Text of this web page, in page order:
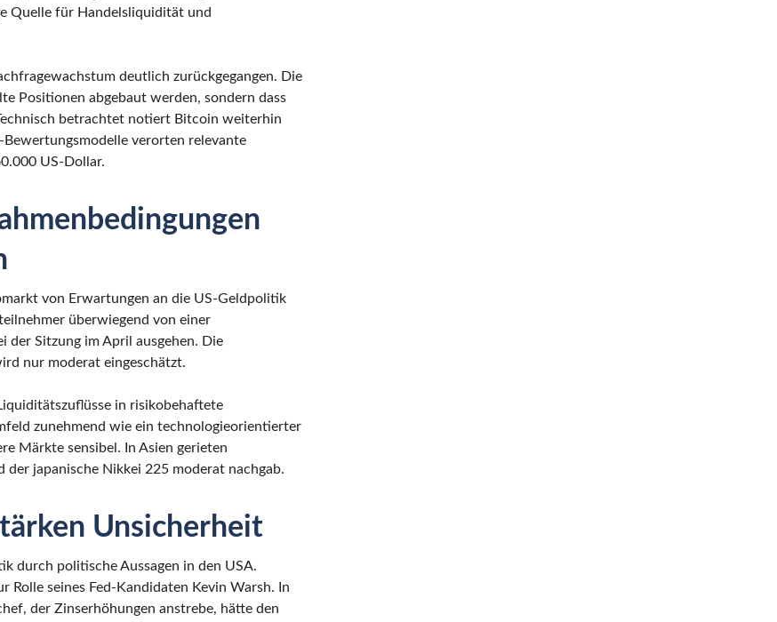
Quelle für Handelsliquidität und
deutlich zurückgegangen. Die
Positionen abgebaut werden, sondern dass
betrachtet notiert Bitcoin weiterhin
verorten relevante
US-Dollar.
von Erwartungen an die US-Geldpolitik
überwiegend von einer
Sitzung im April ausgehen. Die
nur moderat eingeschätzt.
in risikobehaftete
zunehmend wie ein technologieorientierter
Märkte sensibel. In Asien gerieten
japanische Nikkei 225 moderat nachgab.
Unsicherheit
durch politische Aussagen in den USA.
Rolle seines Fed-Kandidaten Kevin Warsh. In
der Zinserhöhungen anstrebe, hätte den